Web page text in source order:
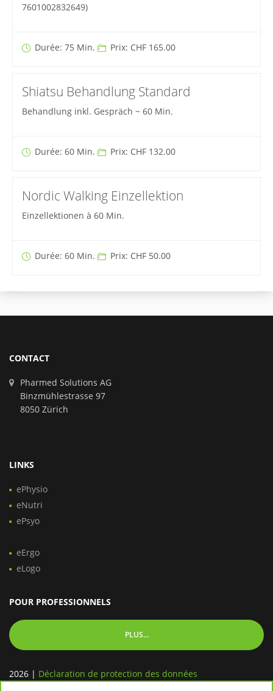
7601002832649)
Durée: 75 Min. Prix: CHF 165.00
Shiatsu Behandlung Standard
Behandlung inkl. Gespräch ~ 60 Min.
Durée: 60 Min. Prix: CHF 132.00
Nordic Walking Einzellektion
Einzellektionen à 60 Min.
Durée: 60 Min. Prix: CHF 50.00
CONTACT
Pharmed Solutions AG
Binzmühlestrasse 97
8050 Zürich
LINKS
ePhysio
eNutri
ePsyo
eErgo
eLogo
POUR PROFESSIONNELS
PLUS...
2026 | Déclaration de protection des données